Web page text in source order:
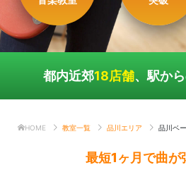
都内近郊18店舗、駅か
HOME 教室一覧 品川エリア 品川ベ
最短1ヶ月で曲が